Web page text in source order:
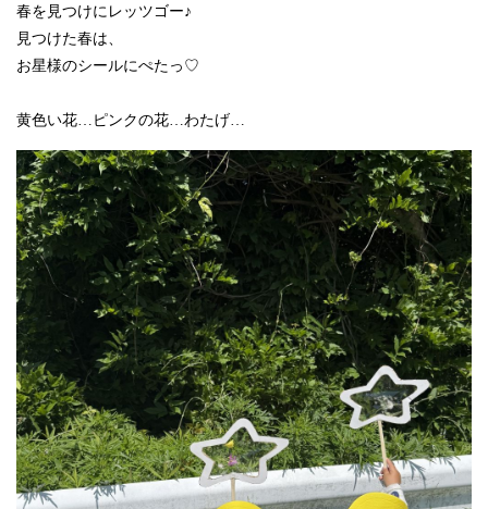
春を見つけにレッツゴー♪
見つけた春は、
お星様のシールにぺたっ♡
黄色い花…ピンクの花…わたげ…